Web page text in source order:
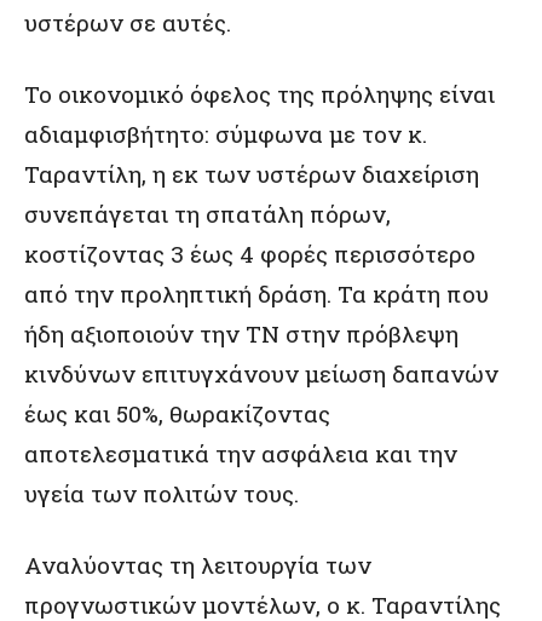
υστέρων σε αυτές.
Το οικονομικό όφελος της πρόληψης είναι
αδιαμφισβήτητο: σύμφωνα με τον κ.
Ταραντίλη, η εκ των υστέρων διαχείριση
συνεπάγεται τη σπατάλη πόρων,
κοστίζοντας 3 έως 4 φορές περισσότερο
από την προληπτική δράση. Τα κράτη που
ήδη αξιοποιούν την ΤΝ στην πρόβλεψη
κινδύνων επιτυγχάνουν μείωση δαπανών
έως και 50%, θωρακίζοντας
αποτελεσματικά την ασφάλεια και την
υγεία των πολιτών τους.
Αναλύοντας τη λειτουργία των
προγνωστικών μοντέλων, ο κ. Ταραντίλης